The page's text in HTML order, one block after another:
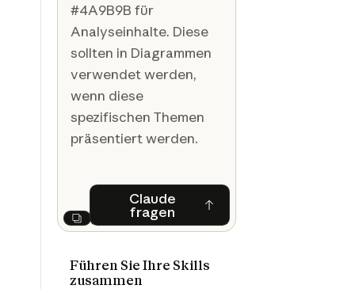
#4A9B9B für
Analyseinhalte. Diese
sollten in Diagrammen
verwendet werden,
wenn diese
spezifischen Themen
präsentiert werden.
Next
Claude
fragenClaude fragen
Führen Sie Ihre Skills
zusammen